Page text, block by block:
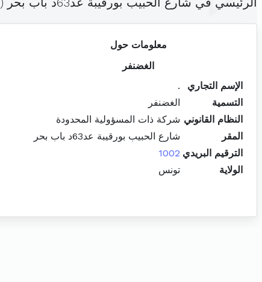
معلومات حول
الغضنفر
الإسم التجاري
.
التسمية
الغضنفر
النظام القانوني شركة ذات المسؤولية المحدودة
المقر
شارع الحبيب بورقيبة عد63د باب بحر
الترقيم البريدي 1002
الولاية
تونس